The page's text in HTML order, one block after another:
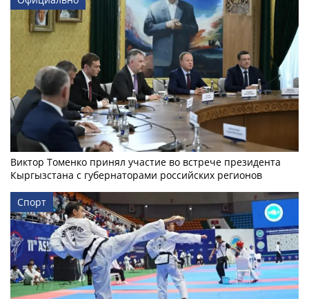
Виктор Томенко принял участие во встрече президента
Кыргызстана с губернаторами российских регионов
Спорт